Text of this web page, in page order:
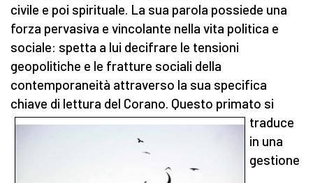
civile e poi spirituale. La sua parola possiede una
forza pervasiva e vincolante nella vita politica e
sociale: spetta a lui decifrare le tensioni
geopolitiche e le fratture sociali della
contemporaneità attraverso la sua specifica
chiave di lettura del Corano. Questo primato si
traduce
in una
gestione